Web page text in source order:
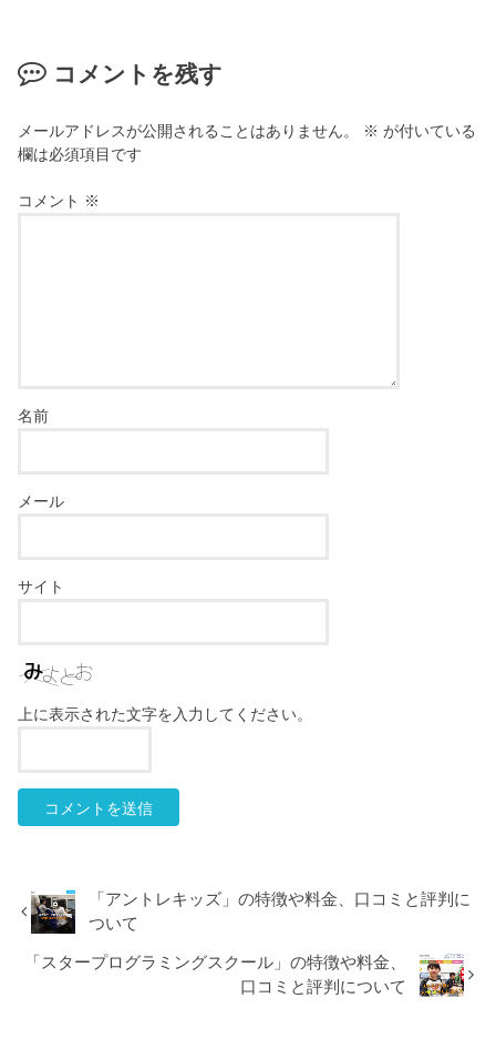
コメントを残す
メールアドレスが公開されることはありません。 ※ が付いている
欄は必須項目です
コメント ※
名前
メール
サイト
上に表示された文字を入力してください。
「アントレキッズ」の特徴や料金、口コミと評判に
ついて
「スタープログラミングスクール」の特徴や料金、
口コミと評判について